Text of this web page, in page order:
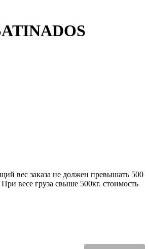
вес заказа не должен превышать 500
весе груза свыше 500кг. стоимость